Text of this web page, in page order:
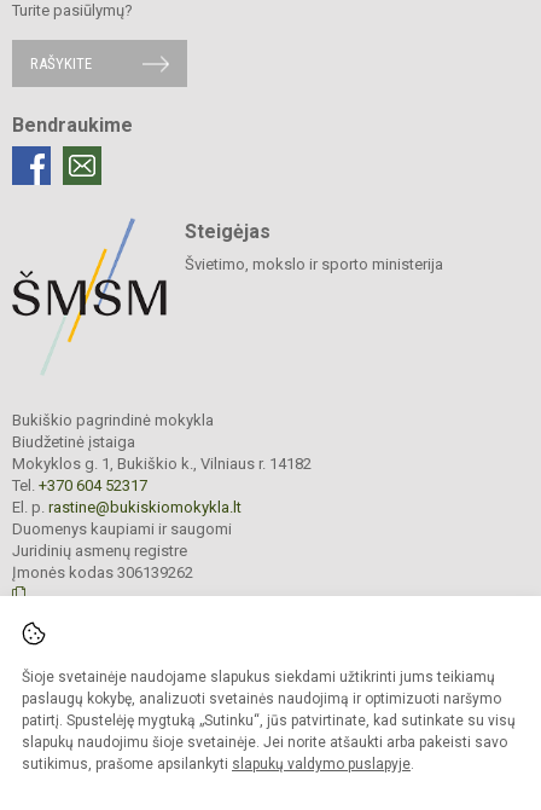
Šioje svetainėje naudojame slapukus siekdami užtikrinti jums teikiamų
paslaugų kokybę, analizuoti svetainės naudojimą ir optimizuoti naršymo
patirtį. Spustelėję mygtuką „Sutinku“, jūs patvirtinate, kad sutinkate su visų
slapukų naudojimu šioje svetainėje. Jei norite atšaukti arba pakeisti savo
sutikimus, prašome apsilankyti slapukų valdymo puslapyje.
Turite pasiūlymų?
RAŠYKITE
Bendraukime
Steigėjas
Švietimo, mokslo ir sporto ministerija
Bukiškio pagrindinė mokykla
Biudžetinė įstaiga
Mokyklos g. 1, Bukiškio k., Vilniaus r. 14182
Tel. +370 604 52317
El. p. rastine@bukiskiomokykla.lt
Duomenys kaupiami ir saugomi
Juridinių asmenų registre
Įmonės kodas 306139262
Kopijuoti turinį be raštiško Bukiškio pagrindinės mokyklos administracijos
sutikimo griežtai draudžiama.
Prieinamumo paraiška Slapukų valdymas
Sumanus būdas atnaujinti